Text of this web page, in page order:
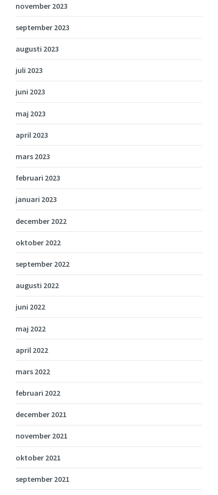
november 2023
september 2023
augusti 2023
juli 2023
juni 2023
maj 2023
april 2023
mars 2023
februari 2023
januari 2023
december 2022
oktober 2022
september 2022
augusti 2022
juni 2022
maj 2022
april 2022
mars 2022
februari 2022
december 2021
november 2021
oktober 2021
september 2021